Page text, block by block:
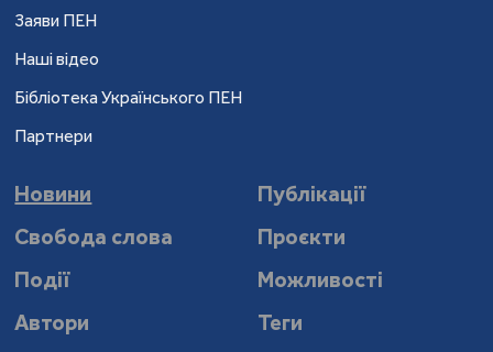
Заяви ПЕН
Наші відео
Бібліотека Українського ПЕН
Партнери
Новини
Публікації
Свобода слова
Проєкти
Події
Можливості
Автори
Теги